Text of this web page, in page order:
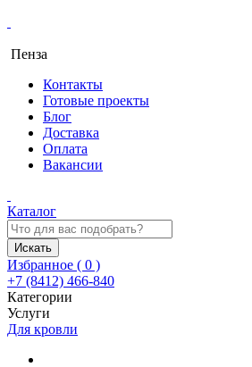
Пенза
Контакты
Готовые проекты
Блог
Доставка
Оплата
Вакансии
Каталог
Искать
Избранное ( 0 )
+7 (8412) 466-840
Категории
Услуги
Для кровли